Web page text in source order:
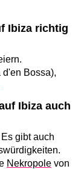
Ibiza richtig
Bossa),
Ibiza auch
gibt auch
Nekropole von